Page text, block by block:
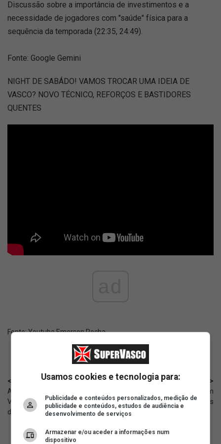
Discussão sobre a importância de investimentos e a
necessidade de jogadores com "saúde" física para a
sequência da temporada (22:35, 24:49).
Fonte: Google Gemini
NIGHT DE SABÁDO! VAMOS TROCAR UMA IDEIA DE
VASCO? NOVO TÉCNICO, REFORÇOS E BASTIDORES
QUENTES
Fonte:Youtube Emerson Rocha
< Anterior
Aubameyang, especulado no
Vasco, chegou a ser afastado
dos treinos; motivo
Próximo >
NTV: Vasco acerta bases com
Nelson Deossa e aguarda Betis
Usamos cookies e tecnologia para:
Publicidade e conteúdos personalizados, medição de
publicidade e conteúdos, estudos de audiência e
desenvolvimento de serviços
Armazenar e/ou aceder a informações num
dispositivo